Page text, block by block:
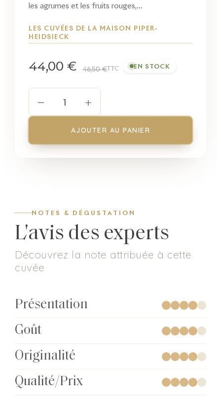
les agrumes et les fruits rouges,…
LES CUVÉES DE LA MAISON PIPER-
HEIDSIECK
44,00 € 46,50 €TTC EN STOCK
− 1 +
AJOUTER AU PANIER
NOTES & DÉGUSTATION
L'avis des experts
Découvrez la note attribuée à cette
cuvée
Présentation
Goût
Originalité
Qualité/Prix